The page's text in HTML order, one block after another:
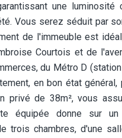
une
Vous serez séduit par
de l'immeuble est
Courtois et de
du Métro D
en bon état
privé de 38m², vous
équipée donne sur
trois chambres, d'une